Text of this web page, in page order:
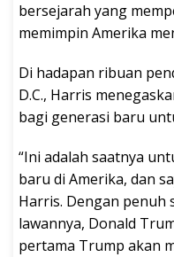
bersejarah yang
memimpin Amerika
Di hadapan ribuan
D.C., Harris
bagi generasi baru
“Ini adalah saatnya
baru di Amerika, dan
Harris. Dengan penuh
lawannya, Donald
pertama Trump akan